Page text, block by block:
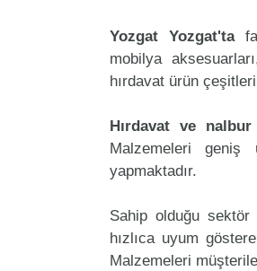
Yozgat Yozgat'ta
mobilya
hırdavat ürün
Hırdavat ve nalbur
Malzemeleri geniş
yapmaktadır.
Sahip olduğu
hızlıca uyum
Malzemeleri